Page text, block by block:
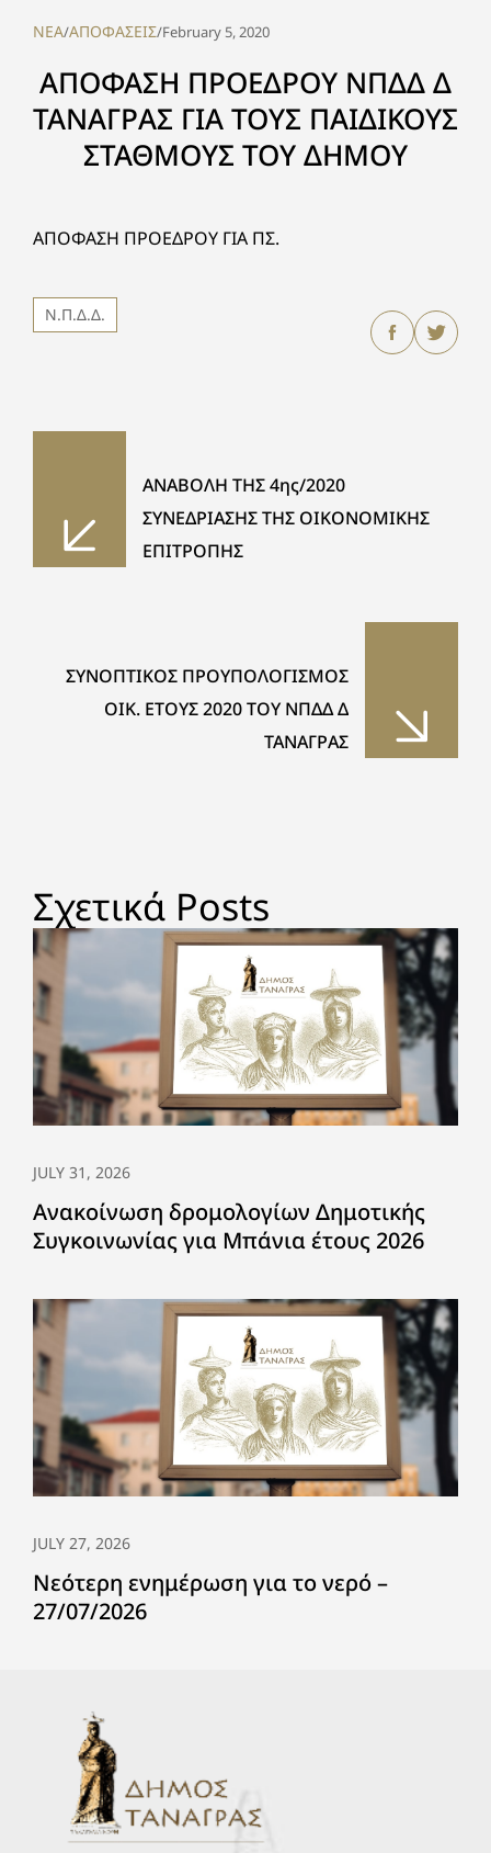
NEA/ΑΠΟΦΑΣΕΙΣ/February 5, 2020
ΑΠΟΦΑΣΗ ΠΡΟΕΔΡΟΥ ΝΠΔΔ Δ
ΤΑΝΑΓΡΑΣ ΓΙΑ ΤΟΥΣ ΠΑΙΔΙΚΟΥΣ
ΣΤΑΘΜΟΥΣ ΤΟΥ ΔΗΜΟΥ
ΑΠΟΦΑΣΗ ΠΡΟΕΔΡΟΥ ΓΙΑ ΠΣ.
Ν.Π.Δ.Δ.
ΑΝΑΒΟΛΗ ΤΗΣ 4ης/2020
ΣΥΝΕΔΡΙΑΣΗΣ ΤΗΣ ΟΙΚΟΝΟΜΙΚΗΣ
ΕΠΙΤΡΟΠΗΣ
ΣΥΝΟΠΤΙΚΟΣ ΠΡΟΥΠΟΛΟΓΙΣΜΟΣ
ΟΙΚ. ΕΤΟΥΣ 2020 ΤΟΥ ΝΠΔΔ Δ
ΤΑΝΑΓΡΑΣ
Σχετικά Posts
JULY 31, 2026
Ανακοίνωση δρομολογίων Δημοτικής
Συγκοινωνίας για Μπάνια έτους 2026
JULY 27, 2026
Νεότερη ενημέρωση για το νερό –
27/07/2026